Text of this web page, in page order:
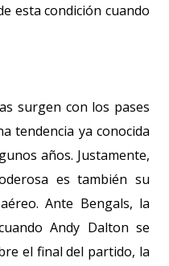
esta condición cuando
surgen con los pases
tendencia ya conocida
años. Justamente,
es también su
Ante Bengals, la
Andy Dalton se
el final del partido, la